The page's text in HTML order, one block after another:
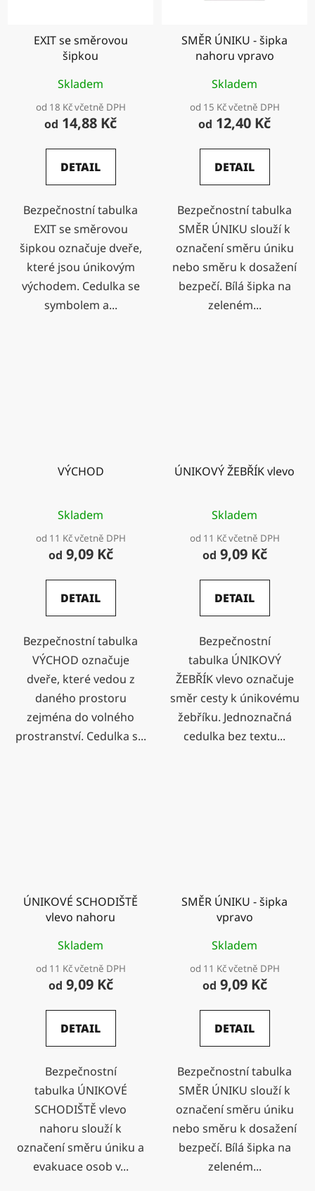
EXIT se směrovou
šipkou
Skladem
od 18 Kč včetně DPH
od 14,88 Kč
DETAIL
Bezpečnostní tabulka
EXIT se směrovou
šipkou označuje dveře,
které jsou únikovým
východem. Cedulka se
symbolem a...
SMĚR ÚNIKU - šipka
nahoru vpravo
Skladem
od 15 Kč včetně DPH
od 12,40 Kč
DETAIL
Bezpečnostní tabulka
SMĚR ÚNIKU slouží k
označení směru úniku
nebo směru k dosažení
bezpečí. Bílá šipka na
zeleném...
VÝCHOD
Skladem
od 11 Kč včetně DPH
od 9,09 Kč
DETAIL
Bezpečnostní tabulka
VÝCHOD označuje
dveře, které vedou z
daného prostoru
zejména do volného
prostranství. Cedulka s...
ÚNIKOVÝ ŽEBŘÍK vlevo
Skladem
od 11 Kč včetně DPH
od 9,09 Kč
DETAIL
Bezpečnostní
tabulka ÚNIKOVÝ
ŽEBŘÍK vlevo označuje
směr cesty k únikovému
žebříku. Jednoznačná
cedulka bez textu...
ÚNIKOVÉ SCHODIŠTĚ
vlevo nahoru
Skladem
od 11 Kč včetně DPH
od 9,09 Kč
DETAIL
Bezpečnostní
tabulka ÚNIKOVÉ
SCHODIŠTĚ vlevo
nahoru slouží k
označení směru úniku a
evakuace osob v...
SMĚR ÚNIKU - šipka
vpravo
Skladem
od 11 Kč včetně DPH
od 9,09 Kč
DETAIL
Bezpečnostní tabulka
SMĚR ÚNIKU slouží k
označení směru úniku
nebo směru k dosažení
bezpečí. Bílá šipka na
zeleném...